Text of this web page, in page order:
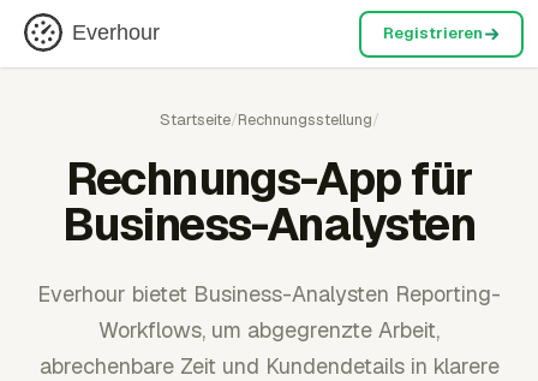
Everhour Registrieren
Startseite/Rechnungsstellung/
Rechnungs-App für
Business-Analysten
Everhour bietet Business-Analysten Reporting-
Workflows, um abgegrenzte Arbeit,
abrechenbare Zeit und Kundendetails in klarere